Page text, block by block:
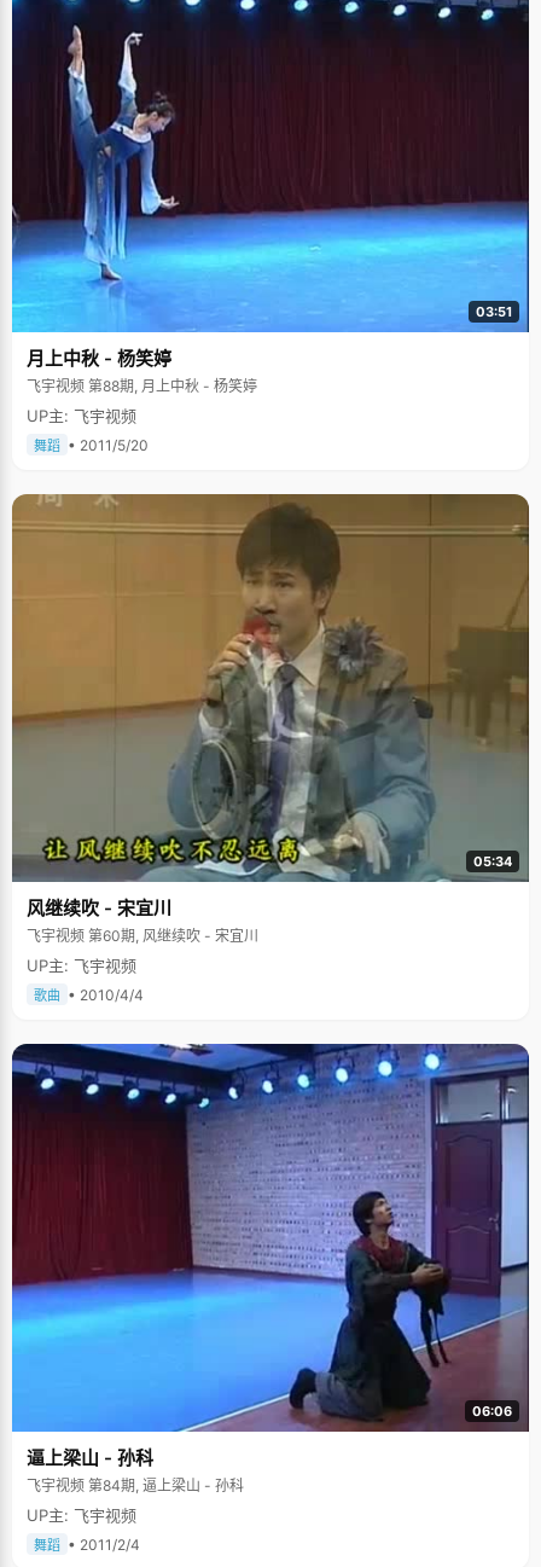
心的给我解答。" 除了父母，钱鹏宇又提起了另一位对他影响很大的老师，他
高中的语文老师——孙老师。老师不仅很关心他的成长，而且老师对于当下
的新闻大事总会分析的十分透彻，并有他独到的见解。放假的时候，钱鹏宇
经常会和老师一起聊天，讨论"美国移民问题"、"次贷危机"以及"经济体制改
革"等问题。"我觉得有这样一位对世界十分热爱的老师，对我影响真的很
大。"钱鹏宇依旧微笑着说。 学术，是没有尽头的 钱鹏宇现在在北大的数学
科学学院学习数学，在学校里看到那些对自己的专业和事业非常热爱的教
授。"他们每天过着很单纯愉快的生活，很喜欢和学生交流，从来都是来者不
拒。走在路上的时候，可以看到他们一边走一边沉思，我觉得这样的生活是
非常美好的。" 钱鹏宇很欣赏并且喜欢这些教授们的生活方式。 步入了学术
环境非常自由的北大后，刘远航对于学术的看法也发生了变化。"高中与大学
主要是在教育方面有一个区别，高中的知识似乎是封顶的，在把知识学习完
毕之后就会想着怎样提高自己的应试技巧。然而，大学里学术是没有尽头
的，关键的也不是你考试拿多少分数，关键的是你能不能把握学科的思想，
能不能从思想后面提出自己的问题。"现在的钱鹏宇在学习过程中会淡忘学习
技巧，而更加注重自己的学习思想。"技巧方法应该被淡化，只有最核心的东
西才是持久的。"钱鹏宇如此总结到。 忠实的皇马迷，也爱五月天 钱鹏宇是
德国队。"本来不是很爱表达的钱鹏宇面对这个问题突然也话多起来："之前
看球时半夜起来看，没有试过通宵看。人生的第一次通宵就是去年的时候去
看欧冠半决赛，皇马和拜仁的比赛。"除了看足球，钱鹏宇另一个爱好就是听
五月天歌曲。"我觉得五月天和其他乐队不一样的地方在于他们的歌词，非常
有想法和深度，有时候我觉得阿信不仅是一个歌手，他还是一个诗人，而且
你无论在什么心境下都能找到适合的歌。"说这些的时候钱鹏宇明显来了几分
03:51
月上中秋 - 杨笑婷
飞宇视频 第88期, 月上中秋 - 杨笑婷
UP主: 飞宇视频
舞蹈 • 2011/5/20
05:34
风继续吹 - 宋宜川
飞宇视频 第60期, 风继续吹 - 宋宜川
UP主: 飞宇视频
歌曲 • 2010/4/4
06:06
逼上梁山 - 孙科
飞宇视频 第84期, 逼上梁山 - 孙科
UP主: 飞宇视频
舞蹈 • 2011/2/4